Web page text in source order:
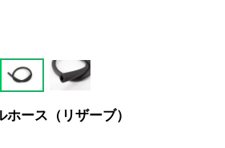
ース（リザーブ）